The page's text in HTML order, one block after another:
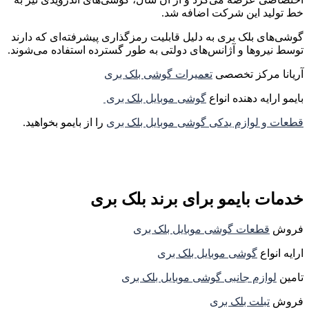
خط تولید این شرکت اضافه شد.
گوشی‌های بلک بری به دلیل قابلیت رمزگذاری پیشرفته‌ای که دارند
توسط نیروها و آژانس‌های دولتی به طور گسترده استفاده می‌شوند.
آریانا مرکز تخصصی تعمیرات گوشی بلک بری
بایمو ارایه دهنده انواع گوشی موبایل بلک بری
قطعات و لوازم یدکی گوشی موبایل بلک بری را از بایمو بخواهید.
خدمات بایمو برای برند بلک بری
فروش قطعات گوشی موبایل بلک بری
ارایه انواع گوشی موبایل بلک بری
تامین لوازم جانبی گوشی موبایل بلک بری
فروش تبلت بلک بری